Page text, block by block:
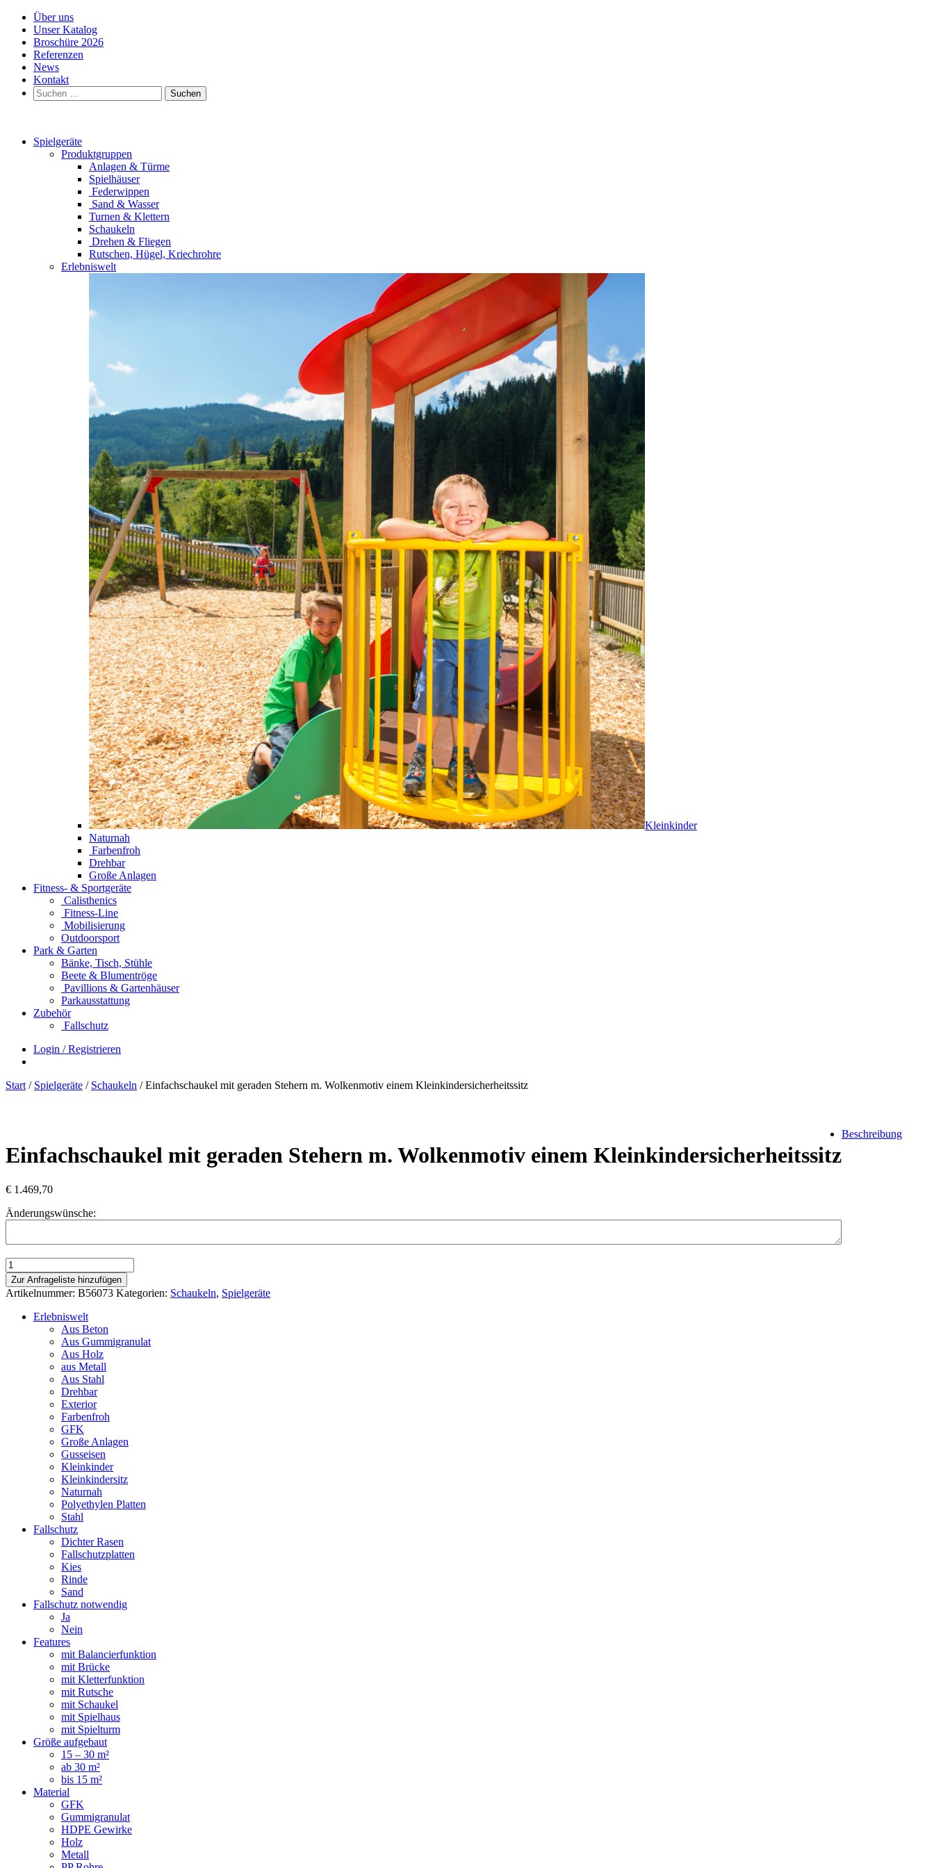
Über uns
Unser Katalog
Broschüre 2026
Referenzen
News
Kontakt
Suchen
nach:
Spielgeräte
Produktgruppen
Anlagen & Türme
Spielhäuser
Federwippen
Sand & Wasser
Turnen & Klettern
Schaukeln
Drehen & Fliegen
Rutschen, Hügel, Kriechrohre
Erlebniswelt
Kleinkinder
Naturnah
Farbenfroh
Drehbar
Große Anlagen
Fitness- & Sportgeräte
Calisthenics
Fitness-Line
Mobilisierung
Outdoorsport
Park & Garten
Bänke, Tisch, Stühle
Beete & Blumentröge
Pavillions & Gartenhäuser
Parkausstattung
Zubehör
Fallschutz
Login / Registrieren
Start / Spielgeräte / Schaukeln / Einfachschaukel mit geraden Stehern m. Wolkenmotiv einem Kleinkindersicherheitssitz
Einfachschaukel mit geraden Stehern m. Wolkenmotiv einem Kleinkindersicherheitssitz
€ 1.469,70
Änderungswünsche:
Einfachschaukel
mit
geraden
Stehern
Wolkenmotiv
Kleinkindersicherheitssitz
Zur Anfrageliste hinzufügen
Artikelnummer: B56073 Kategorien: Schaukeln, Spielgeräte
Erlebniswelt
Aus Beton
Aus Gummigranulat
Aus Holz
aus Metall
Aus Stahl
Drehbar
Exterior
Farbenfroh
GFK
Große Anlagen
Gusseisen
Kleinkinder
Kleinkindersitz
Naturnah
Polyethylen Platten
Stahl
Fallschutz
Dichter Rasen
Fallschutzplatten
Kies
Rinde
Sand
Fallschutz notwendig
Ja
Nein
Features
mit Balancierfunktion
mit Brücke
mit Kletterfunktion
mit Rutsche
mit Schaukel
mit Spielhaus
mit Spielturm
Größe aufgebaut
15 – 30 m²
ab 30 m²
bis 15 m²
Material
GFK
Gummigranulat
HDPE Gewirke
Holz
Metall
Beschreibung